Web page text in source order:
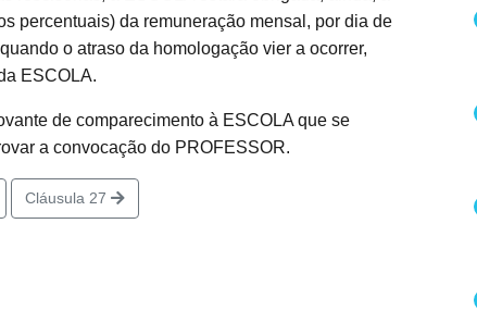
percentuais) da remuneração mensal, por dia de
o atraso da homologação vier a ocorrer,
ESCOLA.
de comparecimento à ESCOLA que se
a convocação do PROFESSOR.
Cláusula 27